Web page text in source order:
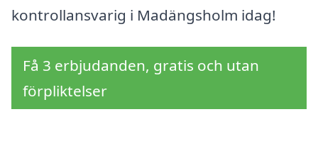
kontrollansvarig i Madängsholm idag!
Få 3 erbjudanden, gratis och utan
förpliktelser